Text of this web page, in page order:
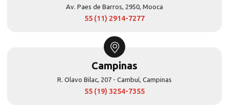
Av. Paes de Barros, 2950, Mooca
55 (11) 2914-7277
Campinas
R. Olavo Bilac, 207 - Cambuí, Campinas
55 (19) 3254-7355